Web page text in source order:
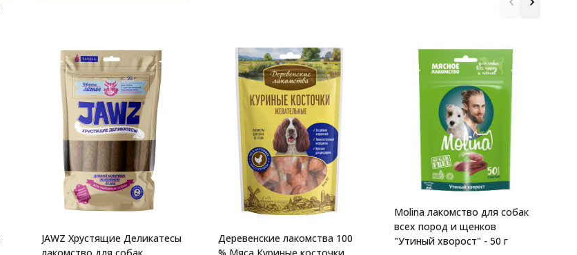
JAWZ Хрустящие Деликатесы
лакомство для собак,
Деревенские лакомства 100
% Мяса Куриные косточки
Molina лакомство для собак
всех пород и щенков
"Утиный хворост" - 50 г